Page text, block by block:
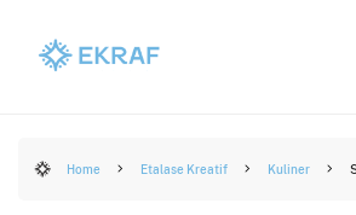
Home Etalase Kreatif Kuliner